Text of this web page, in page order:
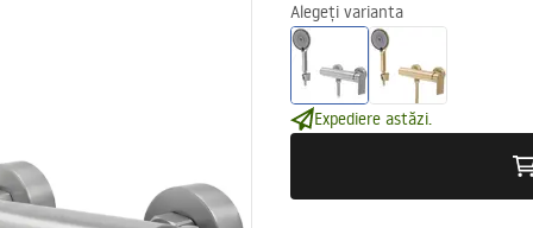
Alegeți varianta
Expediere astăzi.